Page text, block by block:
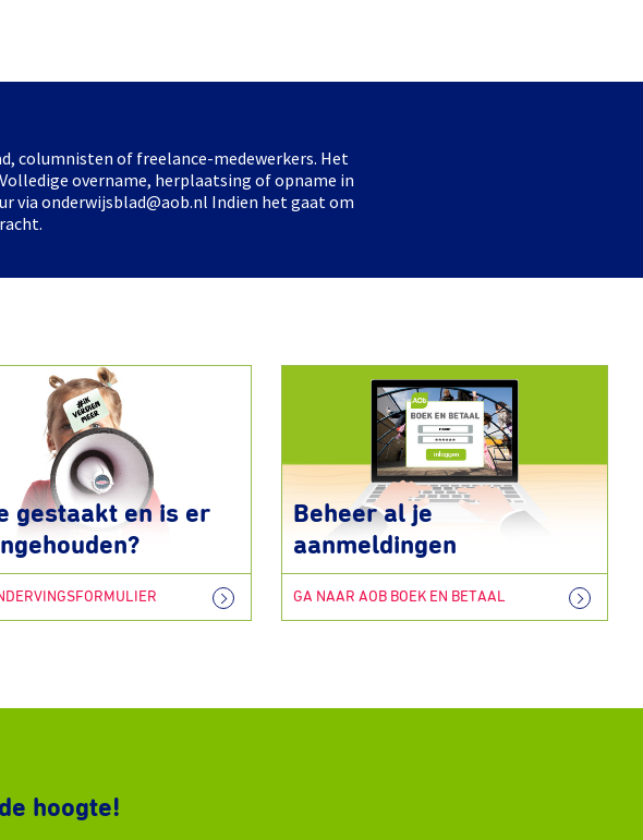
columnisten of freelance-medewerkers. Het
overname, herplaatsing of opname in
via onderwijsblad@aob.nl Indien het gaat om
gestaakt en is er
Beheer al je
aanmeldingen
GA NAAR AOB BOEK EN BETAAL
hoogte!